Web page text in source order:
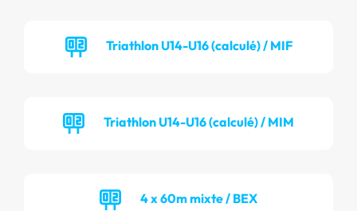
Triathlon U14-U16 (calculé) / MIF
Triathlon U14-U16 (calculé) / MIM
4 x 60m mixte / BEX